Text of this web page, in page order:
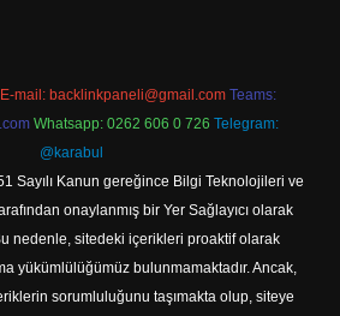
E-mail: backlinkpaneli@gmail.com Teams:
Whatsapp: 0262 606 0 726 Telegram:
@karabul
Sayılı Kanun gereğince Bilgi Teknolojileri ve
onaylanmış bir Yer Sağlayıcı olarak
nedenle, sitedeki içerikleri proaktif olarak
yükümlülüğümüz bulunmamaktadır. Ancak,
sorumluluğunu taşımakta olup, siteye